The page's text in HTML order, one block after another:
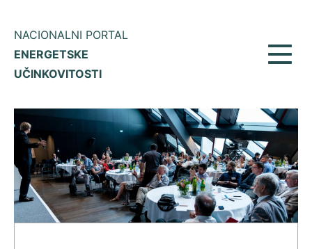
NACIONALNI PORTAL
ENERGETSKE
UČINKOVITOSTI